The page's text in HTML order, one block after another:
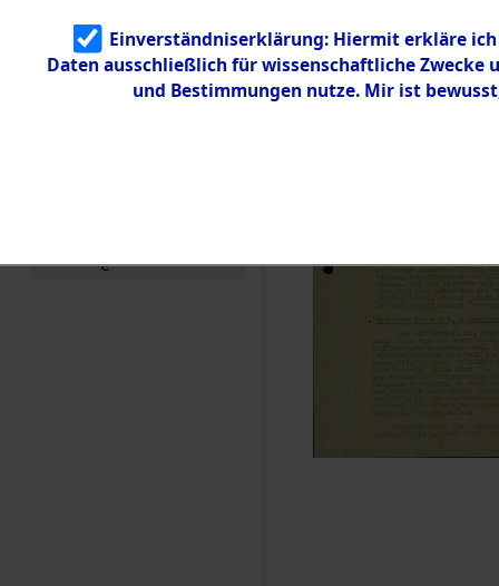
Identifizierun
g
5.3.3
Todesmärsch
e
Einverständniserklärung: Hiermit erkläre
Daten ausschließlich für wissenschaftliche
und Bestimmungen nutze. Mir ist